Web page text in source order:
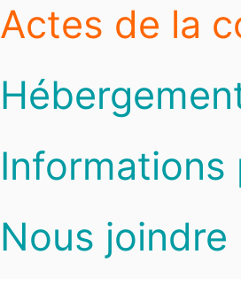
Actes de la
Informations
Nous joindre